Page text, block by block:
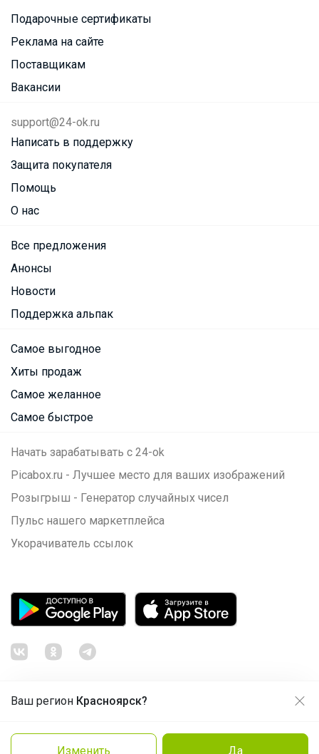
Ваш регион Красноярск?
Изменить Да
Подарочные сертификаты
Реклама на сайте
Поставщикам
Вакансии
support@24-ok.ru
Написать в поддержку
Защита покупателя
Помощь
О нас
Все предложения
Анонсы
Новости
Поддержка альпак
Самое выгодное
Хиты продаж
Самое желанное
Самое быстрое
Начать зарабатывать с 24-ok
Picabox.ru - Лучшее место для ваших изображений
Розыгрыш - Генератор случайных чисел
Пульс нашего маркетплейса
Укорачиватель ссылок
Политика конфиденциальности
Продолжая использовать этот сайт и нажимая кнопку